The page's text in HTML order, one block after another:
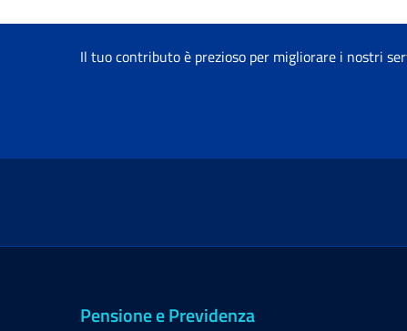
Il tuo contributo è prezioso per migliorare i nostri
Pensione e Previdenza